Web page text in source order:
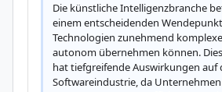
Die künstliche Intelligenzbranche
einem entscheidenden
Technologien zunehmend
autonom übernehmen können.
hat tiefgreifende Auswirkungen auf
Softwareindustrie, da